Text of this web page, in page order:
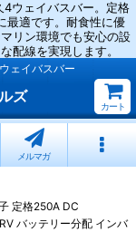
4ウェイバスバー。定格
最適です。耐食性に優
リン環境でも安心の設
配線を実現します。
ェイバスバー
ズ
カート
メルマガ
定格250A DC
バッテリー分配 インバ